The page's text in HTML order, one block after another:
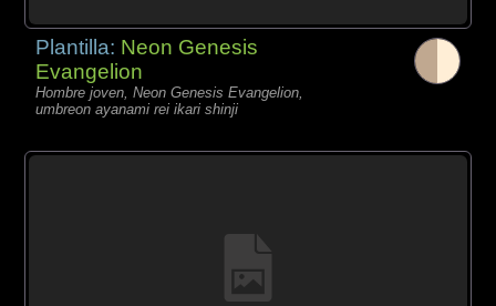
Plantilla: Neon Genesis
Evangelion
Hombre joven, Neon Genesis Evangelion,
umbreon ayanami rei ikari shinji